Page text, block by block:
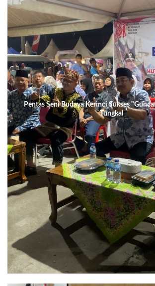
Pentas Seni Budaya Kerinci Sukses
Tungkal